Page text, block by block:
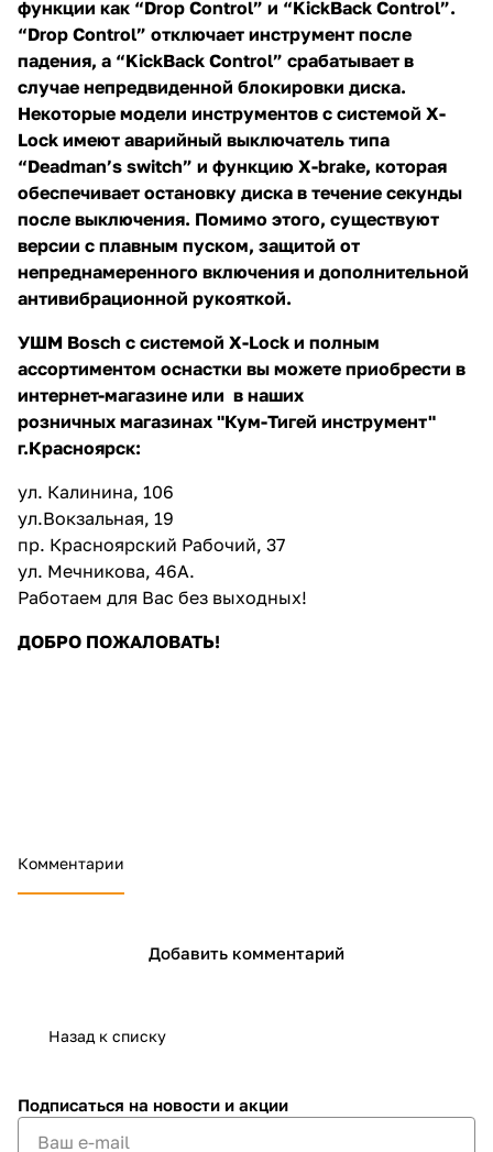
функции как “Drop Control” и “KickBack Control”.
“Drop Control” отключает инструмент после
падения, а “KickBack Control” срабатывает в
случае непредвиденной блокировки диска.
Некоторые модели инструментов с системой X-
Lock имеют аварийный выключатель типа
“Deadman’s switch” и функцию X-brake, которая
обеспечивает остановку диска в течение секунды
после выключения. Помимо этого, существуют
версии с плавным пуском, защитой от
непреднамеренного включения и дополнительной
антивибрационной рукояткой.
УШМ Bosch с системой X-Lock и полным
ассортиментом оснастки вы можете приобрести в
интернет-магазине или в наших
розничных магазинах "Кум-Тигей инструмент"
г.Красноярск:
ул. Калинина, 106
ул.Вокзальная, 19
пр. Красноярский Рабочий, 37
ул. Мечникова, 46А.
Работаем для Вас без выходных!
ДОБРО ПОЖАЛОВАТЬ!
Комментарии
Добавить комментарий
Назад к списку
Подписаться на новости и акции